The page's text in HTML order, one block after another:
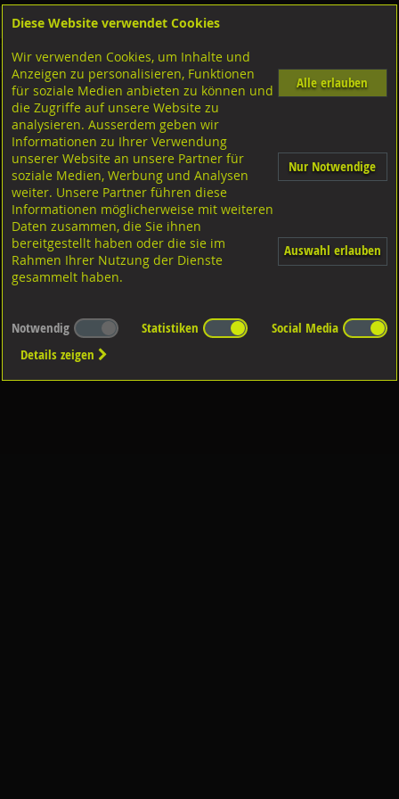
Shop Geländerzubehör
Reinigungsmittel und Verbindungskleber
Diverse Reinigungsmittel u.
Verbindungskleber
Diese Website verwendet Cookies
Wir verwenden Cookies, um Inhalte und
Anzeigen zu personalisieren, Funktionen
für soziale Medien anbieten zu können und
die Zugriffe auf unsere Website zu
analysieren. Ausserdem geben wir
Informationen zu Ihrer Verwendung
unserer Website an unsere Partner für
soziale Medien, Werbung und Analysen
weiter. Unsere Partner führen diese
Informationen möglicherweise mit weiteren
Daten zusammen, die Sie ihnen
bereitgestellt haben oder die sie im
Rahmen Ihrer Nutzung der Dienste
gesammelt haben.
Alle erlauben
Nur Notwendige
Auswahl erlauben
Notwendig Statistiken
Social Media
Details zeigen